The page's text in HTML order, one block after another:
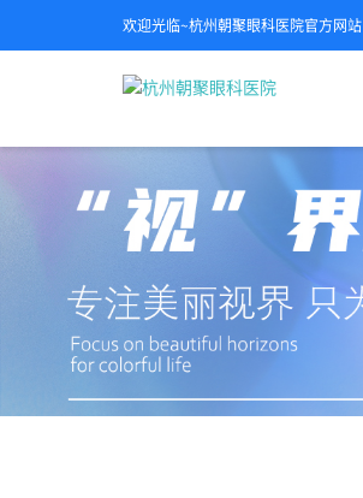
欢迎光临~杭州朝聚眼科医院官方网站